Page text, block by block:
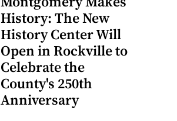
History: The New
History Center Will
Open in Rockville to
Celebrate the
County's 250th
Anniversary